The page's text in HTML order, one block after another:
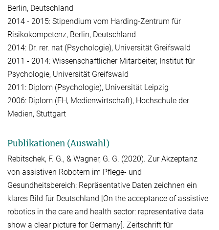
Berlin, Deutschland
2014 - 2015: Stipendium vom Harding-Zentrum für
Risikokompetenz, Berlin, Deutschland
2014: Dr. rer. nat (Psychologie), Universität Greifswald
2011 - 2014: Wissenschaftlicher Mitarbeiter, Institut für
Psychologie, Universität Greifswald
2011: Diplom (Psychologie), Universität Leipzig
2006: Diplom (FH, Medienwirtschaft), Hochschule der
Medien, Stuttgart
Publikationen (Auswahl)
Rebitschek, F. G., & Wagner, G. G. (2020). Zur Akzeptanz
von assistiven Robotern im Pflege- und
Gesundheitsbereich: Repräsentative Daten zeichnen ein
klares Bild für Deutschland [On the acceptance of assistive
robotics in the care and health sector: representative data
show a clear picture for Germany]. Zeitschrift für